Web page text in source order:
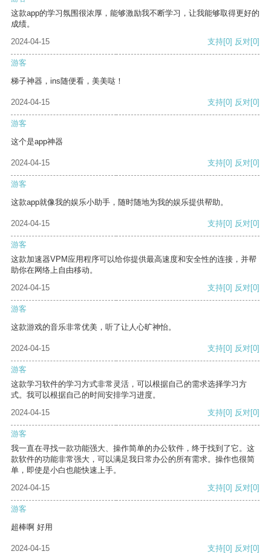
这款app的学习氛围很浓厚，能够激励我不断学习，让我能够取得更好的
成绩。
2024-04-15
支持[0] 反对[0]
游客
梯子神器，ins随便看，美美哒！
2024-04-15 支持[0] 反对[0]
游客
这个是app神器
2024-04-15 支持[0] 反对[0]
游客
这款app就像我的娱乐小助手，随时随地为我的娱乐提供帮助。
2024-04-15 支持[0] 反对[0]
游客
这款加速器VPM应用程序可以给你提供最高速度和安全性的连接，并帮
助你在网络上自由移动。
2024-04-15
支持[0] 反对[0]
游客
这款游戏的音乐非常优美，听了让人心旷神怡。
2024-04-15 支持[0] 反对[0]
游客
这款学习软件的学习方式非常灵活，可以根据自己的需求选择学习方
式。我可以根据自己的时间安排学习进度。
2024-04-15
支持[0] 反对[0]
游客
我一直在寻找一款功能强大、操作简单的办公软件，终于找到了它。这
款软件的功能非常强大，可以满足我日常办公的所有需求。操作也很简
单，即使是小白也能快速上手。
2024-04-15
支持[0] 反对[0]
游客
超棒啊 好用
2024-04-15 支持[0] 反对[0]